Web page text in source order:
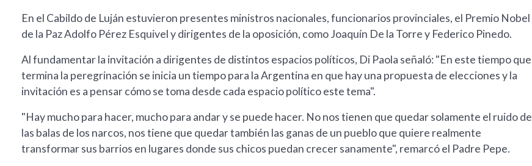
En el Cabildo de Luján estuvieron presentes ministros nacionales, funcionarios provinciales, el Premio Nobel
de la Paz Adolfo Pérez Esquivel y dirigentes de la oposición, como Joaquín De la Torre y Federico Pinedo.
Al fundamentar la invitación a dirigentes de distintos espacios políticos, Di Paola señaló: "En este tiempo que
termina la peregrinación se inicia un tiempo para la Argentina en que hay una propuesta de elecciones y la
invitación es a pensar cómo se toma desde cada espacio político este tema".
"Hay mucho para hacer, mucho para andar y se puede hacer. No nos tienen que quedar solamente el ruido de
las balas de los narcos, nos tiene que quedar también las ganas de un pueblo que quiere realmente
transformar sus barrios en lugares donde sus chicos puedan crecer sanamente", remarcó el Padre Pepe.